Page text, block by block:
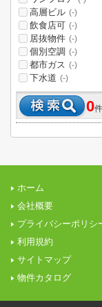
高層ビル (-)
飲食店可 (-)
居抜物件 (-)
個別空調 (-)
都市ガス (-)
下水道 (-)
0
ホーム
会社概要
プライバシーポリシ
利用規約
サイトマップ
物件カタログ